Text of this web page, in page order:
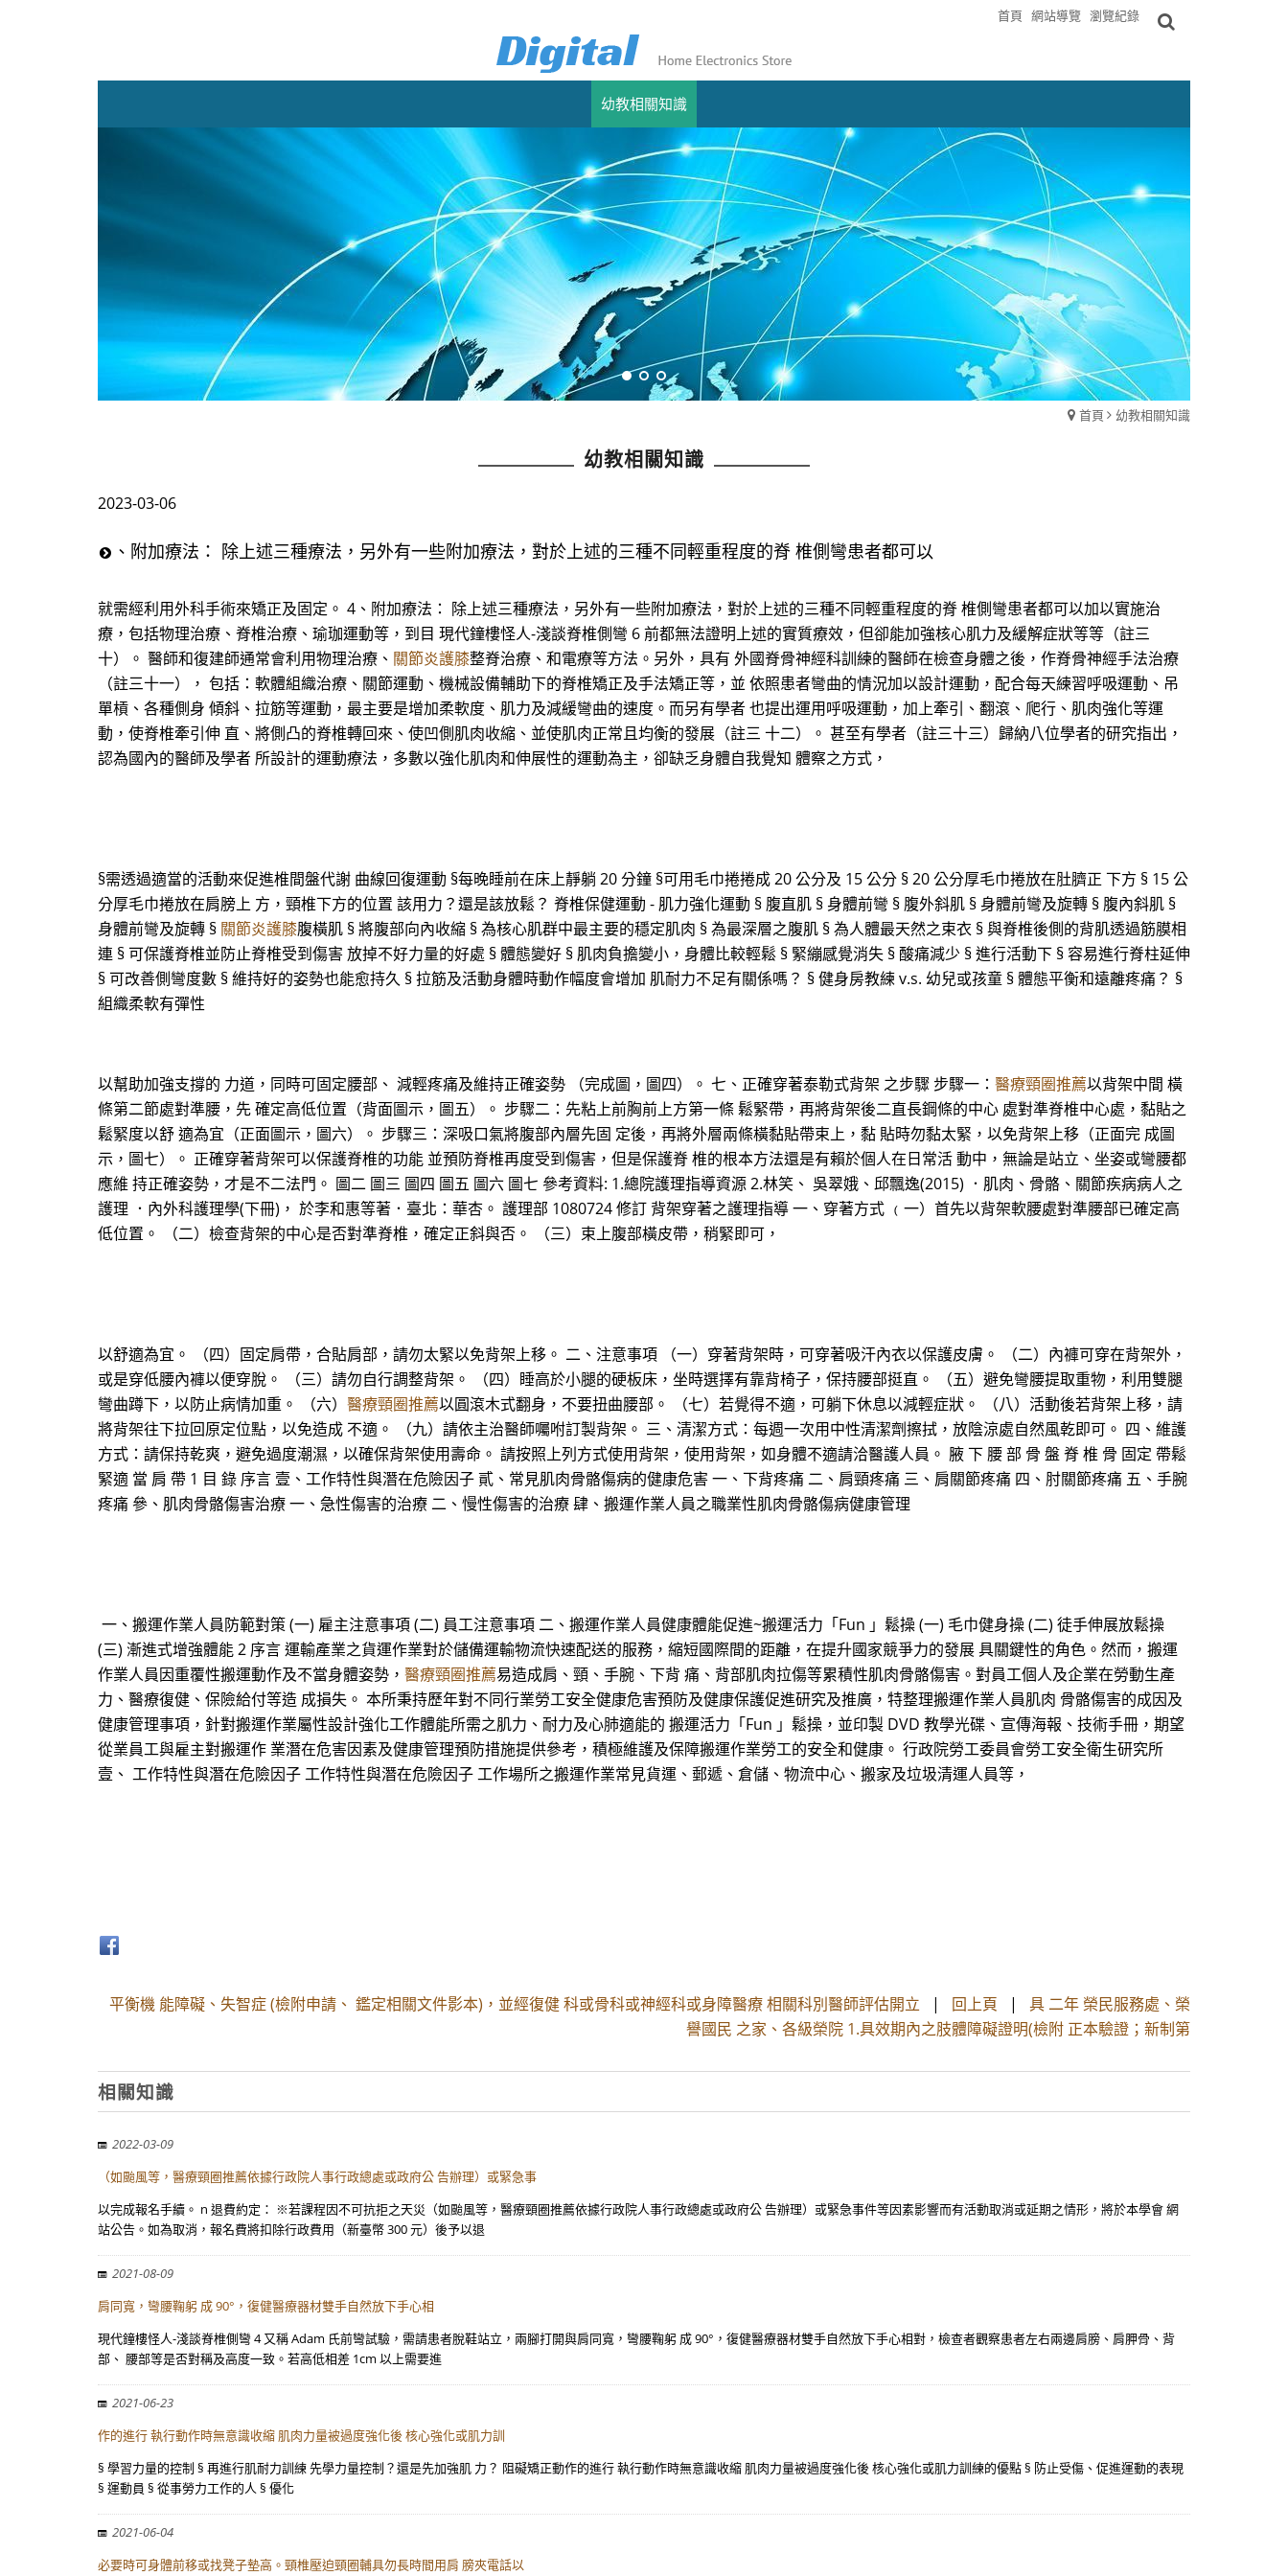
首頁 網站導覽 瀏覽紀錄
幼教相關知識
首頁 幼教相關知識
幼教相關知識
2023-03-06
、附加療法： 除上述三種療法，另外有一些附加療法，對於上述的三種不同輕重程度的脊 椎側彎患者都可以
就需經利用外科手術來矯正及固定。 4、附加療法： 除上述三種療法，另外有一些附加療法，對於上述的三種不同輕重程度的脊 椎側彎患者都可以加以實施治
療，包括物理治療、脊椎治療、瑜珈運動等，到目 現代鐘樓怪人-淺談脊椎側彎 6 前都無法證明上述的實質療效，但卻能加強核心肌力及緩解症狀等等（註三
十）。 醫師和復建師通常會利用物理治療、 關節炎護膝整脊治療、和電療等方法。另外，具有 外國脊骨神經科訓練的醫師在檢查身體之後，作脊骨神經手法治療
（註三十一）， 包括：軟體組織治療、關節運動、機械設備輔助下的脊椎矯正及手法矯正等，並 依照患者彎曲的情況加以設計運動，配合每天練習呼吸運動、吊
單槓、各種側身 傾斜、拉筋等運動，最主要是增加柔軟度、肌力及減緩彎曲的速度。而另有學者 也提出運用呼吸運動，加上牽引、翻滾、爬行、肌肉強化等運
動，使脊椎牽引伸 直、將側凸的脊椎轉回來、使凹側肌肉收縮、並使肌肉正常且均衡的發展（註三 十二）。 甚至有學者（註三十三）歸納八位學者的研究指出，
認為國內的醫師及學者 所設計的運動療法，多數以強化肌肉和伸展性的運動為主，卻缺乏身體自我覺知 體察之方式，
§需透過適當的活動來促進椎間盤代謝 曲線回復運動 §每晚睡前在床上靜躺 20 分鐘 §可用毛巾捲捲成 20 公分及 15 公分 § 20 公分厚毛巾捲放在肚臍正 下方 § 15 公
分厚毛巾捲放在肩膀上 方，頸椎下方的位置 該用力？還是該放鬆？ 脊椎保健運動 - 肌力強化運動 § 腹直肌 § 身體前彎 § 腹外斜肌 § 身體前彎及旋轉 § 腹內斜肌 §
身體前彎及旋轉 § 關節炎護膝腹橫肌 § 將腹部向內收縮 § 為核心肌群中最主要的穩定肌肉 § 為最深層之腹肌 § 為人體最天然之束衣 § 與脊椎後側的背肌透過筋膜相
連 § 可保護脊椎並防止脊椎受到傷害 放掉不好力量的好處 § 體態變好 § 肌肉負擔變小，身體比較輕鬆 § 緊繃感覺消失 § 酸痛減少 § 進行活動下 § 容易進行脊柱延伸
§ 可改善側彎度數 § 維持好的姿勢也能愈持久 § 拉筋及活動身體時動作幅度會增加 肌耐力不足有關係嗎？ § 健身房教練 v.s. 幼兒或孩童 § 體態平衡和遠離疼痛？ §
組織柔軟有彈性
以幫助加強支撐的 力道，同時可固定腰部、 減輕疼痛及維持正確姿勢 （完成圖，圖四）。 七、正確穿著泰勒式背架 之步驟 步驟一： 醫療頸圈推薦以背架中間 橫
條第二節處對準腰，先 確定高低位置（背面圖示，圖五）。 步驟二：先粘上前胸前上方第一條 鬆緊帶，再將背架後二直長鋼條的中心 處對準脊椎中心處，黏貼之
鬆緊度以舒 適為宜（正面圖示，圖六）。 步驟三：深吸口氣將腹部內層先固 定後，再將外層兩條橫黏貼帶束上，黏 貼時勿黏太緊，以免背架上移（正面完 成圖
示，圖七）。 正確穿著背架可以保護脊椎的功能 並預防脊椎再度受到傷害，但是保護脊 椎的根本方法還是有賴於個人在日常活 動中，無論是站立、坐姿或彎腰都
應維 持正確姿勢，才是不二法門。 圖二 圖三 圖四 圖五 圖六 圖七 參考資料: 1.總院護理指導資源 2.林笑、 吳翠娥、邱飄逸(2015) ．肌肉、骨骼、關節疾病病人之
護理 ．內外科護理學(下冊)， 於李和惠等著．臺北：華杏。 護理部 1080724 修訂 背架穿著之護理指導 一、穿著方式 ﹙一）首先以背架軟腰處對準腰部已確定高
低位置。 （二）檢查背架的中心是否對準脊椎，確定正斜與否。 （三）束上腹部橫皮帶，稍緊即可，
以舒適為宜。 （四）固定肩帶，合貼肩部，請勿太緊以免背架上移。 二、注意事項 （一）穿著背架時，可穿著吸汗內衣以保護皮膚。 （二）內褲可穿在背架外，
或是穿低腰內褲以便穿脫。 （三）請勿自行調整背架。 （四）睡高於小腿的硬板床，坐時選擇有靠背椅子，保持腰部挺直。 （五）避免彎腰提取重物，利用雙腿
彎曲蹲下，以防止病情加重。 （六） 醫療頸圈推薦以圓滾木式翻身，不要扭曲腰部。 （七）若覺得不適，可躺下休息以減輕症狀。 （八）活動後若背架上移，請
將背架往下拉回原定位點，以免造成 不適。 （九）請依主治醫師囑咐訂製背架。 三、清潔方式：每週一次用中性清潔劑擦拭，放陰涼處自然風乾即可。 四、維護
方式：請保持乾爽，避免過度潮濕，以確保背架使用壽命。 請按照上列方式使用背架，使用背架，如身體不適請洽醫護人員。 腋 下 腰 部 骨 盤 脊 椎 骨 固定 帶鬆
緊適 當 肩 帶 1 目 錄 序言 壹、工作特性與潛在危險因子 貳、常見肌肉骨骼傷病的健康危害 一、下背疼痛 二、肩頸疼痛 三、肩關節疼痛 四、肘關節疼痛 五、手腕
疼痛 參、肌肉骨骼傷害治療 一、急性傷害的治療 二、慢性傷害的治療 肆、搬運作業人員之職業性肌肉骨骼傷病健康管理
一、搬運作業人員防範對策 (一) 雇主注意事項 (二) 員工注意事項 二、搬運作業人員健康體能促進~搬運活力「Fun 」鬆操 (一) 毛巾健身操 (二) 徒手伸展放鬆操
(三) 漸進式增強體能 2 序言 運輸產業之貨運作業對於儲備運輸物流快速配送的服務，縮短國際間的距離，在提升國家競爭力的發展 具關鍵性的角色。然而，搬運
作業人員因重覆性搬運動作及不當身體姿勢， 醫療頸圈推薦易造成肩、頸、手腕、下背 痛、背部肌肉拉傷等累積性肌肉骨骼傷害。對員工個人及企業在勞動生產
力、醫療復健、保險給付等造 成損失。 本所秉持歷年對不同行業勞工安全健康危害預防及健康保護促進研究及推廣，特整理搬運作業人員肌肉 骨骼傷害的成因及
健康管理事項，針對搬運作業屬性設計強化工作體能所需之肌力、耐力及心肺適能的 搬運活力「Fun 」鬆操，並印製 DVD 教學光碟、宣傳海報、技術手冊，期望
從業員工與雇主對搬運作 業潛在危害因素及健康管理預防措施提供參考，積極維護及保障搬運作業勞工的安全和健康。 行政院勞工委員會勞工安全衛生研究所
壹、 工作特性與潛在危險因子 工作特性與潛在危險因子 工作場所之搬運作業常見貨運、郵遞、倉儲、物流中心、搬家及垃圾清運人員等，
平衡機 能障礙、失智症 (檢附申請、 鑑定相關文件影本)，並經復健 科或骨科或神經科或身障醫療 相關科別醫師評估開立 | 回上頁 | 具 二年 榮民服務處、榮
譽國民 之家、各級榮院 1.具效期內之肢體障礙證明(檢附 正本驗證；新制第
相關知識
2022-03-09
（如颱風等，醫療頸圈推薦依據行政院人事行政總處或政府公 告辦理）或緊急事
以完成報名手續。 n 退費約定： ※若課程因不可抗拒之天災（如颱風等，醫療頸圈推薦依據行政院人事行政總處或政府公 告辦理）或緊急事件等因素影響而有活動取消或延期之情形，將於本學會 網
站公告。如為取消，報名費將扣除行政費用（新臺幣 300 元）後予以退
2021-08-09
肩同寬，彎腰鞠躬 成 90°，復健醫療器材雙手自然放下手心相
現代鐘樓怪人-淺談脊椎側彎 4 又稱 Adam 氏前彎試驗，需請患者脫鞋站立，兩腳打開與肩同寬，彎腰鞠躬 成 90°，復健醫療器材雙手自然放下手心相對，檢查者觀察患者左右兩邊肩膀、肩胛骨、背
部、 腰部等是否對稱及高度一致。若高低相差 1cm 以上需要進
2021-06-23
作的進行 執行動作時無意識收縮 肌肉力量被過度強化後 核心強化或肌力訓
§ 學習力量的控制 § 再進行肌耐力訓練 先學力量控制？還是先加強肌 力？ 阻礙矯正動作的進行 執行動作時無意識收縮 肌肉力量被過度強化後 核心強化或肌力訓練的優點 § 防止受傷、促進運動的表現
§ 運動員 § 從事勞力工作的人 § 優化
2021-06-04
必要時可身體前移或找凳子墊高。頸椎壓迫頸圈輔具勿長時間用肩 膀夾電話以